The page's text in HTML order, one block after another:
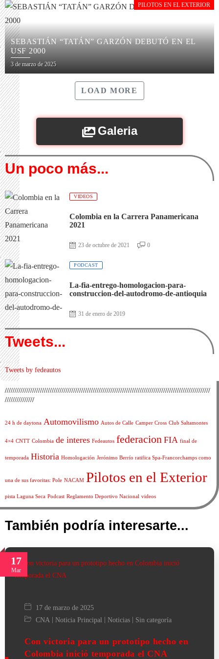
PILOTOS EN EL EXTERIOR
SEBASTIÁN “TATÁN” GARZÓN DEBUTÓ EN EL
USF 2000
3 de marzo de 2025
LOAD MORE
Galeria
Un poco más...
VIDEOS
Colombia en la Carrera Panamericana
2021
23 de octubre de 2021 0
PODCAST
La-fia-entrego-homologacion-para-
construccion-del-autodromo-de-antioquia
31 de enero de 2019
Tweets...
Tweets by fedeautos
/////////////////////////////////////////////////////////////////////////////////////////////////////////
///////////////
24 h de daytona Automovilismo Autos de Calle Camper Cross Club Saltamontes
4×4 CNTT Colombia de interes Fedeautos federacion FIA final de
temporada Historia Homologación Jerónimo Berrío ratifica Spa-Francorchamps como
una de sus favoritas: Pole NACAM Pilotos en el Exterior
pista Laguna Seca Podcast Reglamento Deportivo Nacional videos
También podría interesarte...
17
Mar
17 de marzo de 2025
CNA | Noticia Principal | Noticias | Sin categoría
Con victoria para un prototipo hecho en
Colombia inició temporada el CNA